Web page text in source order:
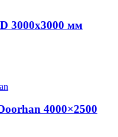
3000х3000 мм
4000×2500